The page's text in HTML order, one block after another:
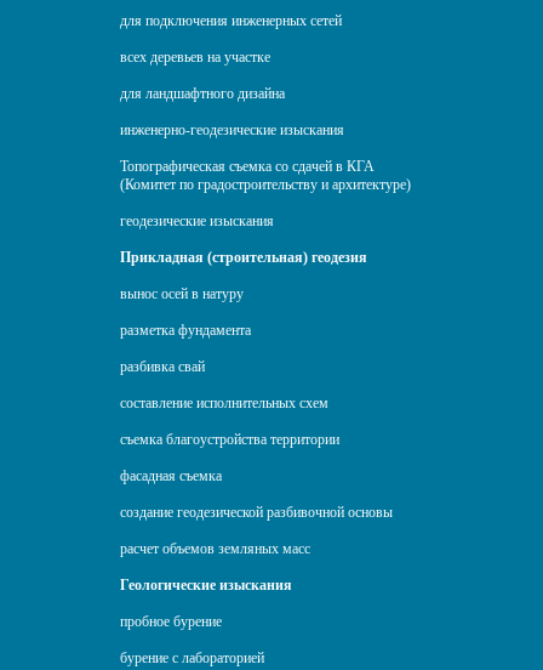
для подключения инженерных сетей
всех деревьев на участке
для ландшафтного дизайна
инженерно-геодезические изыскания
Топографическая съемка со сдачей в КГА
(Комитет по градостроительству и архитектуре)
геодезические изыскания
Прикладная (строительная) геодезия
вынос осей в натуру
разметка фундамента
разбивка свай
составление исполнительных схем
съемка благоустройства территории
фасадная съемка
создание геодезической разбивочной основы
расчет объемов земляных масс
Геологические изыскания
пробное бурение
бурение с лабораторией